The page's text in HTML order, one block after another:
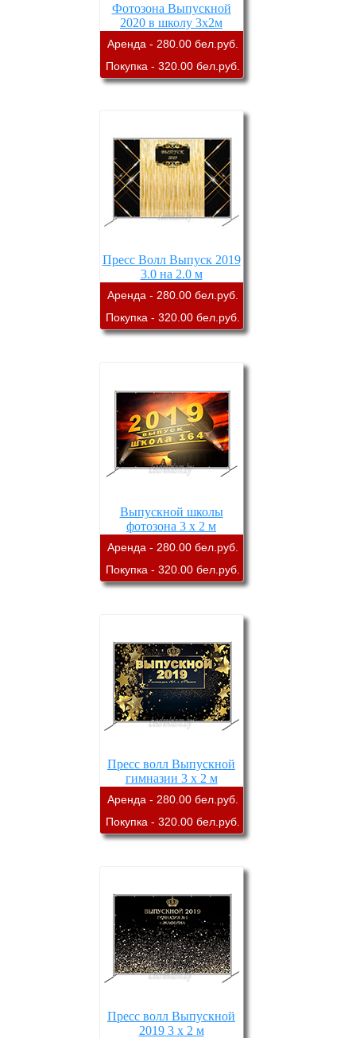
Фотозона Выпускной
2020 в школу 3х2м
Аренда - 280.00 бел.руб.
Покупка - 320.00 бел.руб.
Пресс Волл Выпуск 2019
3.0 на 2.0 м
Аренда - 280.00 бел.руб.
Покупка - 320.00 бел.руб.
Выпускной школы
фотозона 3 х 2 м
Аренда - 280.00 бел.руб.
Покупка - 320.00 бел.руб.
Пресс волл Выпускной
гимназии 3 х 2 м
Аренда - 280.00 бел.руб.
Покупка - 320.00 бел.руб.
Пресс волл Выпускной
2019 3 х 2 м